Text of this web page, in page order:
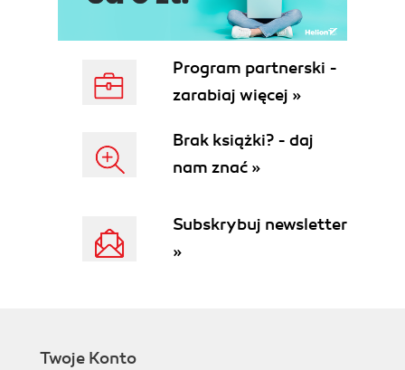
Program partnerski -
zarabiaj więcej »
Brak książki? - daj
nam znać »
Subskrybuj newsletter
»
Twoje Konto